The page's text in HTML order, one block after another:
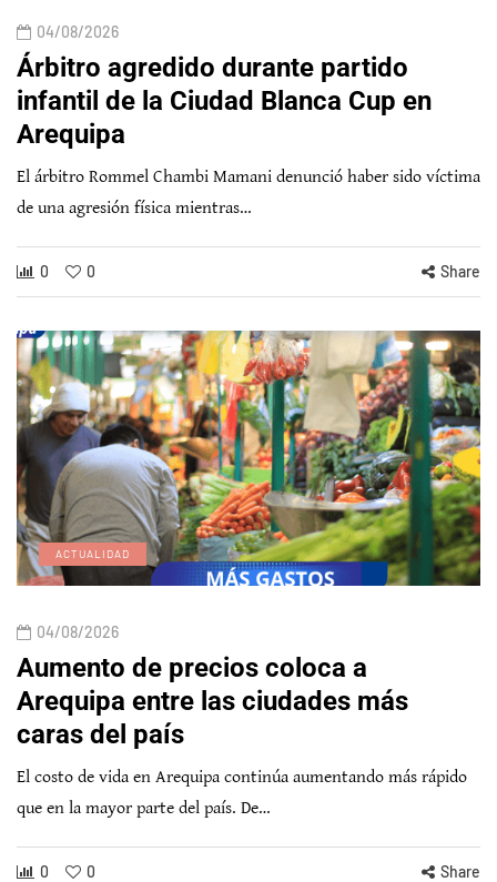
04/08/2026
Árbitro agredido durante partido
infantil de la Ciudad Blanca Cup en
Arequipa
El árbitro Rommel Chambi Mamani denunció haber sido víctima
de una agresión física mientras…
0 0 Share
ACTUALIDAD
04/08/2026
Aumento de precios coloca a
Arequipa entre las ciudades más
caras del país
El costo de vida en Arequipa continúa aumentando más rápido
que en la mayor parte del país. De…
0 0 Share